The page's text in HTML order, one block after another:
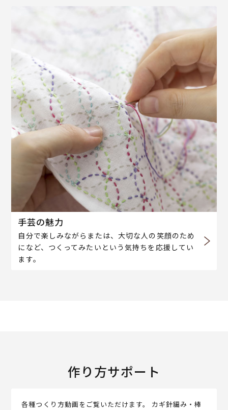
手芸の魅力
自分で楽しみながらまたは、大切な人の笑顔のため
になど、つくってみたいという気持ちを応援してい
ます。
作り方サポート
各種つくり方動画をご覧いただけます。 カギ針編み・棒